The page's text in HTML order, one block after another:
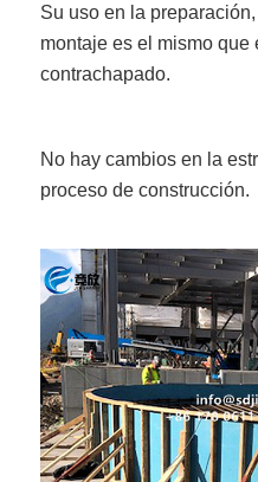
Su uso en la
montaje es el mismo que
contrachapado.
No hay cambios en la
proceso de construcción.